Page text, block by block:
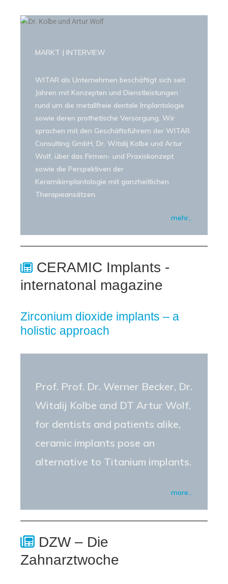
MARKT | INTERVIEW
WITAR als Unternehmen beschäftigt sich seit
Jahren mit Konzepten und Dienstleistungen
rund um die metallfreie dentale Implantologie
sowie deren prothetische Versorgung. Wir
sprachen mit den Geschäftsführern der WITAR
Consulting GmbH, Dr. Witalij Kolbe und Artur
Wolf, über das Firmen- und Praxiskonzept
sowie die Perspektiven der
Keramikimplantologie mit ganzheitlichen
Therapieansätzen.
mehr…
CERAMIC Implants -
internatonal magazine
Zirconium dioxide implants – a
holistic approach
Prof. Prof. Dr. Werner Becker, Dr.
Witalij Kolbe and DT Artur Wolf,
for dentists and patients alike,
ceramic implants pose an
alternative to Titanium implants.
more…
DZW – Die
Zahnarztwoche